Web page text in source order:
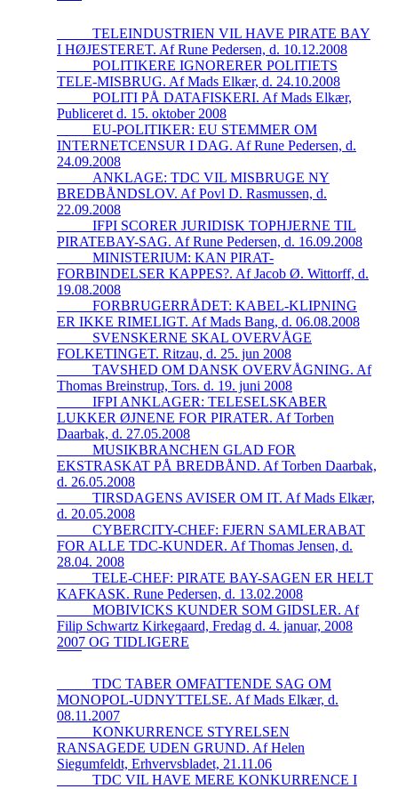
_____TELEINDUSTRIEN VIL HAVE PIRATE BAY
I HØJESTERET. Af Rune Pedersen, d. 10.12.2008
_____POLITIKERE IGNORERER POLITIETS
TELE-MISBRUG. Af Mads Elkær, d. 24.10.2008
_____POLITI PÅ DATAFISKERI. Af Mads Elkær,
Publiceret d. 15. oktober 2008
_____EU-POLITIKER: EU STEMMER OM
INTERNETCENSUR I DAG. Af Rune Pedersen, d.
24.09.2008
_____ANKLAGE: TDC VIL MISBRUGE NY
BREDBÅNDSLOV. Af Povl D. Rasmussen, d.
22.09.2008
_____IFPI SCORER JURIDISK TOPHJERNE TIL
PIRATEBAY-SAG. Af Rune Pedersen, d. 16.09.2008
_____MINISTERIUM: KAN PIRAT-
FORBINDELSER KAPPES?. Af Jacob Ø. Wittorff, d.
19.08.2008
_____FORBRUGERRÅDET: KABEL-KLIPNING
ER IKKE RIMELIGT. Af Mads Bang, d. 06.08.2008
_____SVENSKERNE SKAL OVERVÅGE
FOLKETINGET. Ritzau, d. 25. jun 2008
_____TAVSHED OM DANSK OVERVÅGNING. Af
Thomas Breinstrup, Tors. d. 19. juni 2008
_____IFPI ANKLAGER: TELESELSKABER
LUKKER ØJNENE FOR PIRATER. Af Torben
Daarbak, d. 27.05.2008
_____MUSIKBRANCHEN GLAD FOR
EKSTRASKAT PÅ BREDBÅND. Af Torben Daarbak,
d. 26.05.2008
_____TIRSDAGENS AVISER OM IT. Af Mads Elkær,
d. 20.05.2008
_____CYBERCITY-CHEF: FJERN SAMLERABAT
FOR ALLE TDC-KUNDER. Af Thomas Jensen, d.
28.04. 2008
_____TELE-CHEF: PIRATE BAY-SAGEN ER HELT
KAFKASK. Rune Pedersen, d. 13.02.2008
_____MOBIVICKS KUNDER SOM GIDSLER. Af
Filip Schwartz Kirkegaard, Fredag d. 4. januar, 2008
2007 OG TIDLIGERE
_____TDC TABER OMFATTENDE SAG OM
MONOPOL-UDNYTTELSE. Af Mads Elkær, d.
08.11.2007
_____KONKURRENCE STYRELSEN
RANSAGEDE UDEN GRUND. Af Helen
Siegumfeldt, Erhvervsbladet, 21.11.06
_____TDC VIL HAVE MERE KONKURRENCE I